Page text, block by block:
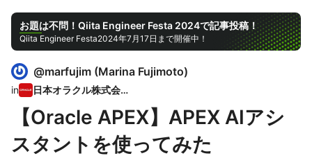
お題は不問！Qiita Engineer Festa 2024で記事投稿！
Qiita Engineer Festa2024年7月17日まで開催中！
@marfujim (Marina Fujimoto)
in 日本オラクル株式会社
【Oracle APEX】APEX AIアシ
スタントを使ってみた